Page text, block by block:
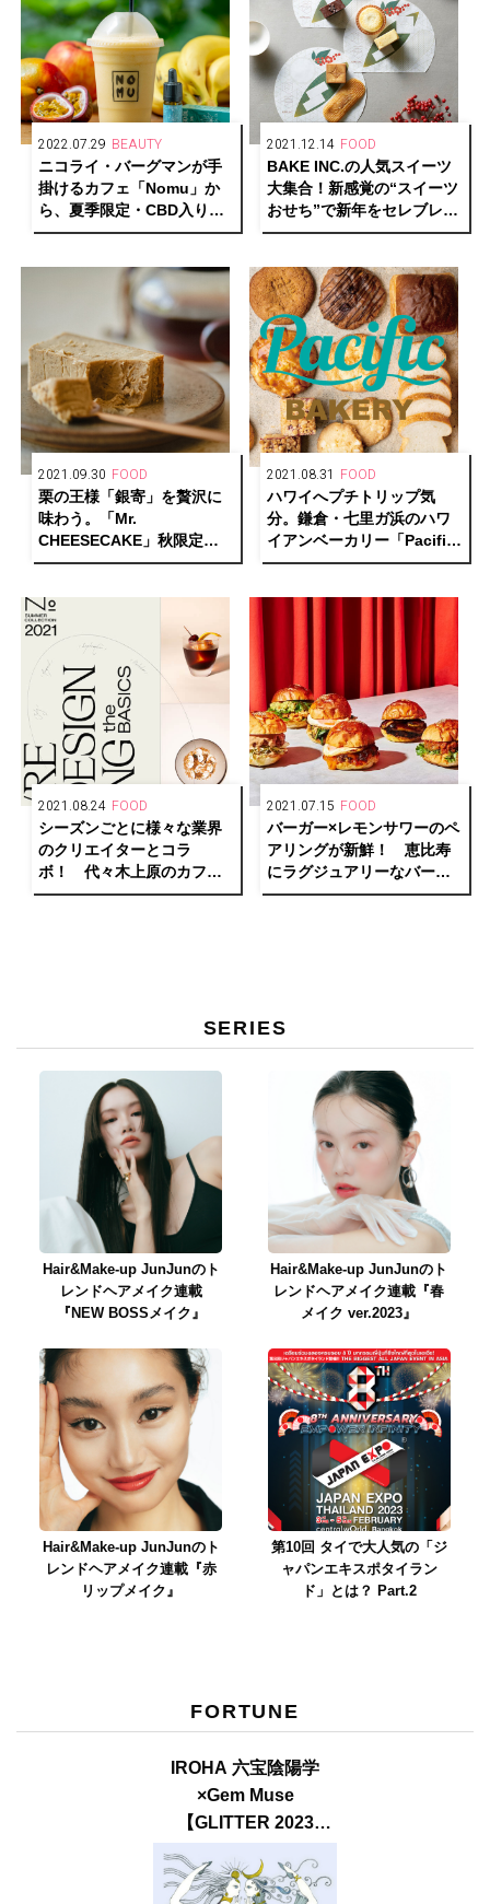
2022.07.29 BEAUTY
ニコライ・バーグマンが手
掛けるカフェ「Nomu」か
ら、夏季限定・CBD入りス
ムージーが登場
2021.12.14 FOOD
BAKE INC.の人気スイーツ
大集合！新感覚の“スイーツ
おせち”で新年をセレブレイ
ト。
2021.09.30 FOOD
栗の王様「銀寄」を贅沢に
味わう。「Mr.
CHEESECAKE」秋限定の
マロンフレーバーが数量限
2021.08.31 FOOD
ハワイへプチトリップ気
分。鎌倉・七⾥ガ浜のハワ
イアンベーカリー「Pacific
BAKERY」が、スケールア
2021.08.24 FOOD
シーズンごとに様々な業界
のクリエイターとコラ
ボ！ 代々木上原のカフェ
バー「No.」がメニューを刷
2021.07.15 FOOD
バーガー×レモンサワーのペ
アリングが新鮮！ 恵比寿
にラグジュアリーなバーガ
ーショップ「MERCER
SERIES
Hair&Make-up JunJunのト
レンドヘアメイク連載
『NEW BOSSメイク』
Hair&Make-up JunJunのト
レンドヘアメイク連載『春
メイク ver.2023』
Hair&Make-up JunJunのト
レンドヘアメイク連載『赤
リップメイク』
第10回 タイで大人気の「ジ
ャパンエキスポタイラン
ド」とは？ Part.2
FORTUNE
IROHA 六宝陰陽学
×Gem Muse
【GLITTER 2023
SUMMER issue】